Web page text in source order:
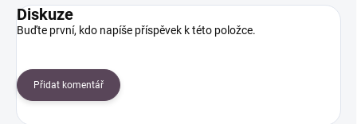
Diskuze
Buďte první, kdo napíše příspěvek k této položce.
Přidat komentář